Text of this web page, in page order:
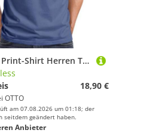
Neverless Print-Shirt Herren T-Shirt Frontprint - Outdoor Design Berg Polygon - mit Print
18,90 €
OTTO
am 07.08.2026 um 01:18; der
seitdem geändert haben.
Anbieter